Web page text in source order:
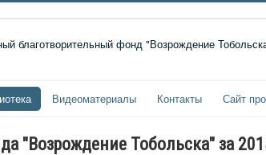
Видеоматериалы Контакты Сайт
"Возрождение Тобольска" за